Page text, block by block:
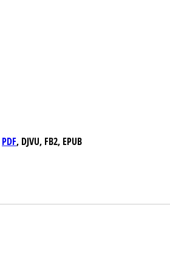
PDF, DJVU, FB2, EPUB